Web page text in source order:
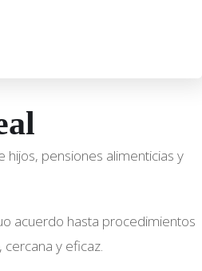
pensiones alimenticias y
acuerdo hasta procedimientos
y eficaz.